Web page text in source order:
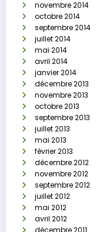
novembre 2014
octobre 2014
septembre 2014
juillet 2014
mai 2014
avril 2014
janvier 2014
décembre 2013
novembre 2013
octobre 2013
septembre 2013
juillet 2013
mai 2013
février 2013
décembre 2012
novembre 2012
septembre 2012
juillet 2012
mai 2012
avril 2012